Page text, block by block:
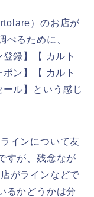
）のお店が
べるために、
録】【 カルト
ン】【 カルト
ル】という感じ
インについて友
すが、残念なが
がラインなどで
るかどうかは分